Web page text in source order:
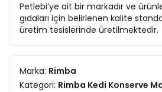
Petlebi’ye ait bir markadır ve
gıdaları için belirlenen kalite
üretim tesislerinde üretilmektedir.
Marka: Rimba
Kategori: Rimba Kedi Konserve